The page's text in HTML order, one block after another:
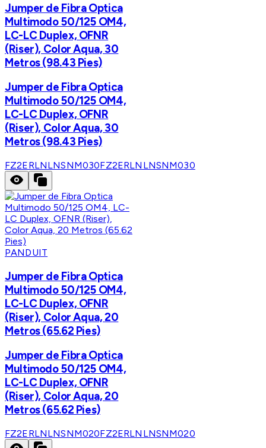
Jumper de Fibra Optica
Multimodo 50/125 OM4,
LC-LC Duplex, OFNR
(Riser), Color Aqua, 30
Metros (98.43 Pies)
Jumper de Fibra Optica
Multimodo 50/125 OM4,
LC-LC Duplex, OFNR
(Riser), Color Aqua, 30
Metros (98.43 Pies)
FZ2ERLNLNSNM030FZ2ERLNLNSNM030
PANDUIT
Jumper de Fibra Optica
Multimodo 50/125 OM4,
LC-LC Duplex, OFNR
(Riser), Color Aqua, 20
Metros (65.62 Pies)
Jumper de Fibra Optica
Multimodo 50/125 OM4,
LC-LC Duplex, OFNR
(Riser), Color Aqua, 20
Metros (65.62 Pies)
FZ2ERLNLNSNM020FZ2ERLNLNSNM020